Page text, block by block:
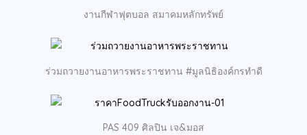
งานกีฬาฟุตบอล สมาคมหลักทรัพย์
ร่วมถวายงานอาหารพระราชทาน #มูลนิธิองค์กรทำดี
PAS 409 ศิลปิน เจ&มอส